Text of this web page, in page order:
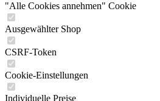
"Alle Cookies annehmen" Cookie
Ausgewählter Shop
CSRF-Token
Cookie-Einstellungen
Individuelle Preise